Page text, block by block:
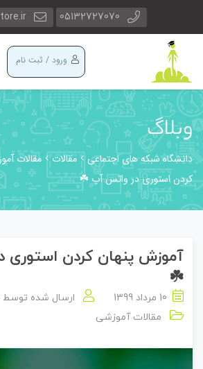
05132727070
ورود / ثبت نام
وبلاگ
دانشگاه شبکه های اجتماعی مقالات مقالات
کردن استوری در واتس آپ ☘️
آموزش پنهان کردن
☘️
10 مرداد 1399 ارسال شده توسط
مقالات آموزشی